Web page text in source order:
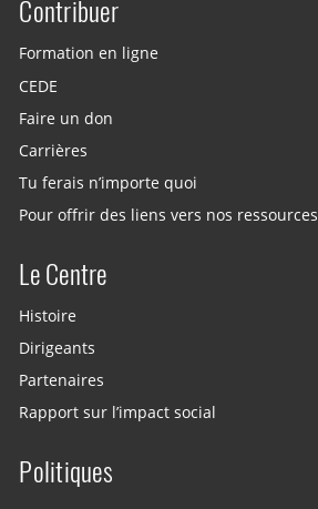
Site menu
Contribuer
Formation en ligne
CEDE
Faire un don
Carrières
Tu ferais n’importe quoi
Pour offrir des liens vers nos ressources
Le Centre
Histoire
Dirigeants
Partenaires
Rapport sur l’impact social
Politiques